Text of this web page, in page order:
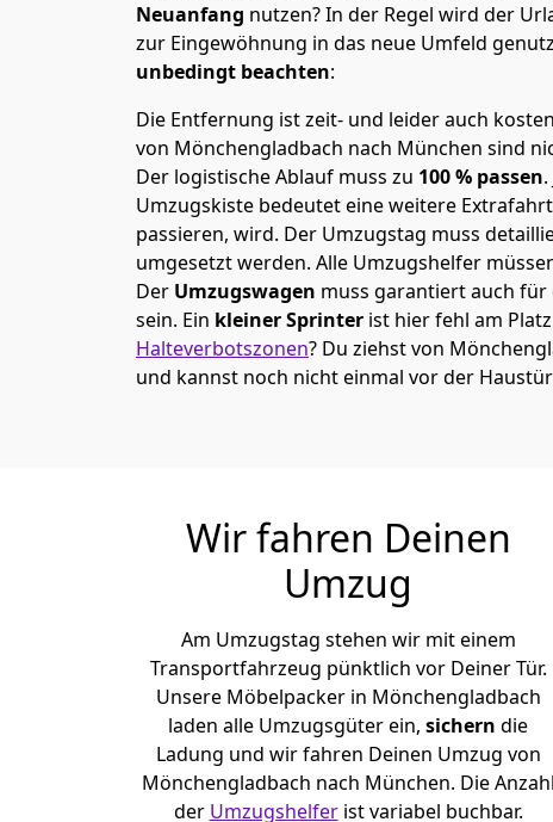
Neuanfang nutzen? In der Regel wird der
zur Eingewöhnung in das neue Umfeld
unbedingt beachten:
Die Entfernung ist zeit- und leider auch
von Mönchen­gladbach nach München sind
Der logistische Ablauf muss zu 100 % passen
Umzugskiste bedeutet eine weitere
passieren, wird. Der Umzugstag muss
umgesetzt werden. Alle Umzugshelfer
Der Umzugswagen muss garantiert auch
sein. Ein kleiner Sprinter ist hier fehl am
Halteverbotszonen? Du ziehst von
und kannst noch nicht einmal vor der
Wir fahren Deinen
Umzug
Am Umzugstag stehen wir mit einem
Transportfahrzeug pünktlich vor Deiner Tür.
Unsere Möbelpacker in Mönchen­gladbach
laden alle Umzugsgüter ein, sichern die
Ladung und wir fahren Deinen Umzug von
Mönchen­gladbach nach München. Die Anzahl
der Umzugshelferist variabel buchbar.